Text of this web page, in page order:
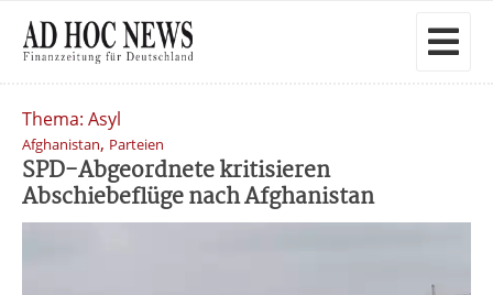
Thema: Asyl
Afghanistan, Parteien
SPD-Abgeordnete kritisieren
Abschiebeflüge nach Afghanistan